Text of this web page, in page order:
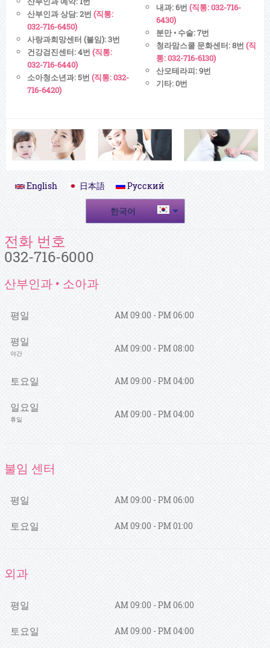
산부인과 상담: 2번 (직통:
032-716-6450)
사랑과희망센터 (불임): 3번
건강검진센터: 4번 (직통:
032-716-6440)
소아청소년과: 5번 (직통: 032-
716-6420)
내과: 6번 (직통: 032-716-
6430)
분만 • 수술: 7번
청라맘스쿨 문화센터: 8번 (직
통: 032-716-6130)
산모테라피: 9번
기타: 0번
English 日本語 Русский
한국어
전화 번호
032-716-6000
산부인과 • 소아과
평일 AM 09:00 - PM 06:00
평일
야간 AM 09:00 - PM 08:00
토요일 AM 09:00 - PM 04:00
일요일
휴일 AM 09:00 - PM 04:00
불임 센터
평일 AM 09:00 - PM 06:00
토요일 AM 09:00 - PM 01:00
외과
평일 AM 09:00 - PM 06:00
토요일 AM 09:00 - PM 04:00